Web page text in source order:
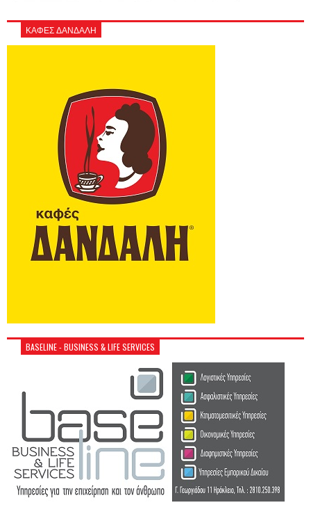
ΚΑΦΕΣ ΔΑΝΔΑΛΗ
BASELINE - BUSINESS & LIFE SERVICES